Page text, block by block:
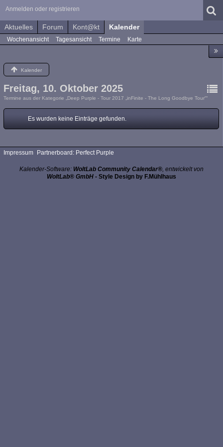
Anmelden oder registrieren
Aktuelles Forum Kont@kt Kalender
Wochenansicht Tagesansicht Termine Karte
Kalender
Freitag, 10. Oktober 2025
Termine aus der Kategorie „Deep Purple - Tour 2017 „inFinite - The Long Goodbye Tour““
Es wurden keine Einträge gefunden.
Impressum Partnerboard: Perfect Purple
Kalender-Software: WoltLab Community Calendar®, entwickelt von
WoltLab® GmbH